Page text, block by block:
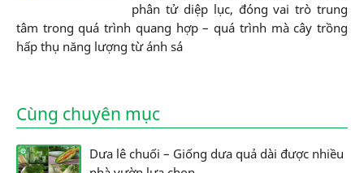
phân tử diệp lục, đóng vai trò trung
tâm trong quá trình quang hợp – quá trình mà cây trồng
hấp thụ năng lượng từ ánh sá
Cùng chuyên mục
Dưa lê chuối – Giống dưa quả dài được nhiều